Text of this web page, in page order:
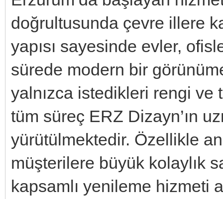
doğrultusunda çevre illere
yapısı sayesinde evler,
sürede modern bir
yalnızca istedikleri rengi ve
tüm süreç ERZ Dizayn’ın
yürütülmektedir. Özellikle
müşterilere büyük kolaylık
kapsamlı yenileme hizmeti